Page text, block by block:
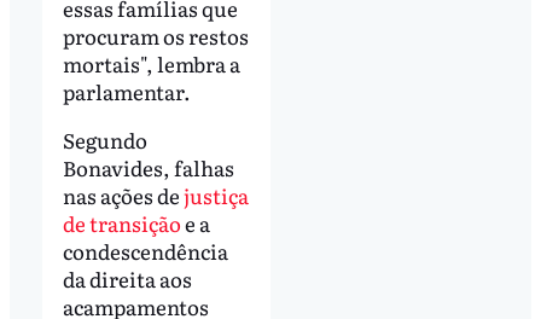
essas famílias que
procuram os restos
mortais", lembra a
parlamentar.
Segundo
Bonavides, falhas
nas ações dejustiça
de transiçãoe a
condescendência
da direita aos
acampamentos